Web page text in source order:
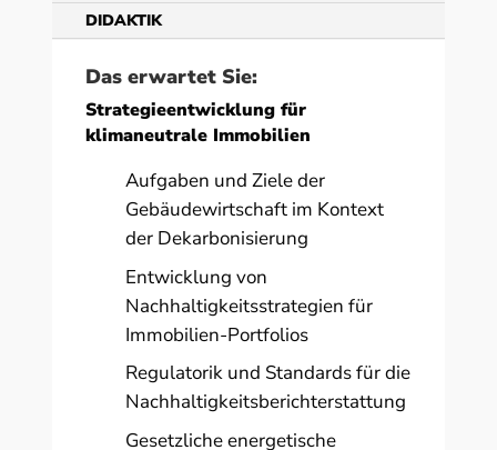
DIDAKTIK
Das erwartet Sie:
Strategieentwicklung für
klimaneutrale Immobilien
Aufgaben und Ziele der
Gebäudewirtschaft im Kontext
der Dekarbonisierung
Entwicklung von
Nachhaltigkeitsstrategien für
Immobilien-Portfolios
Regulatorik und Standards für die
Nachhaltigkeitsberichterstattung
Gesetzliche energetische